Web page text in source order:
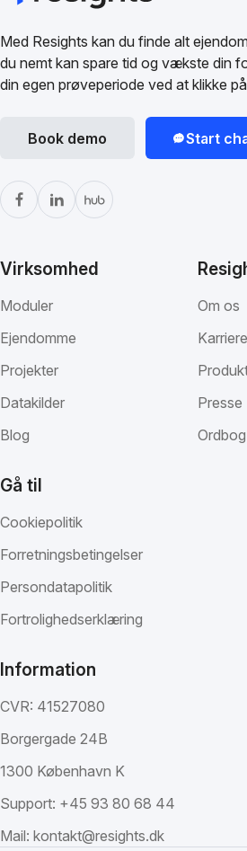
Med Resights kan du finde alt
du nemt kan spare tid og vækste din
din egen prøveperiode ved at klikke
Book demo Start
Virksomhed
Moduler
Ejendomme
Projekter
Datakilder
Blog
Om os
Karriere
Presse
Ordbog
Gå til
Cookiepolitik
Forretningsbetingelser
Persondatapolitik
Fortrolighedserklæring
Information
CVR: 41527080
Borgergade 24B
1300 København K
Support: +45 93 80 68 44
Mail: kontakt@resights.dk